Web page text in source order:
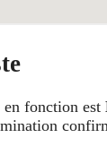
en fonction est